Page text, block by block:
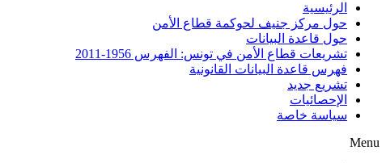
الرئيسية
حول مركز جنيف لحوكمة قطاع الأمن
حول قاعدة البيانات
تشريعات قطاع الأمن في تونس: الفهرس 1956-2011
فهرس قاعدة البيانات القانونية
تشريع جديد
الإحصائيات
سياسة خاصة
Menu